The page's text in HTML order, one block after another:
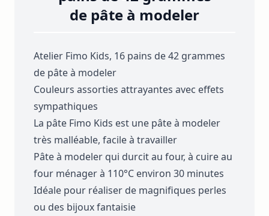
de pâte à modeler
Atelier Fimo Kids, 16 pains de 42 grammes
de pâte à modeler
Couleurs assorties attrayantes avec effets
sympathiques
La pâte Fimo Kids est une pâte à modeler
très malléable, facile à travailler
Pâte à modeler qui durcit au four, à cuire au
four ménager à 110°C environ 30 minutes
Idéale pour réaliser de magnifiques perles
ou des bijoux fantaisie